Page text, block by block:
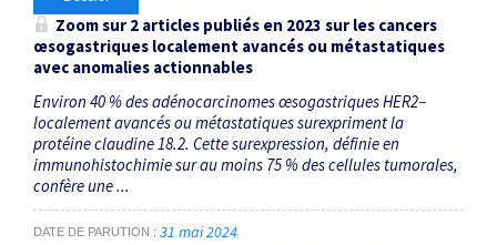
Zoom sur 2 articles publiés en 2023 sur les cancers
œsogastriques localement avancés ou métastatiques
avec anomalies actionnables
Environ 40 % des adénocarcinomes œsogastriques HER2−
localement avancés ou métastatiques surexpriment la
protéine claudine 18.2. Cette surexpression, définie en
immunohistochimie sur au moins 75 % des cellules tumorales,
confère une ...
DATE DE PARUTION 31 mai 2024